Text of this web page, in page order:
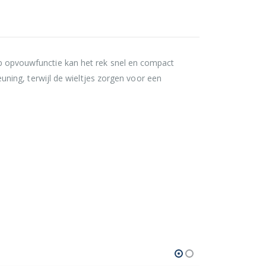
kan het rek snel en compact
terwijl de wieltjes zorgen voor een